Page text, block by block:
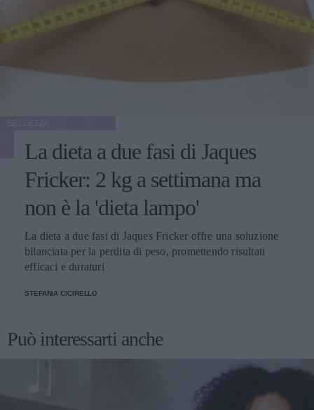
La dieta a due fasi di Jaques
Fricker: 2 kg a settimana ma
non è la 'dieta lampo'
La dieta a due fasi di Jaques Fricker offre una soluzione
bilanciata per la perdita di peso, promettendo risultati
efficaci e duraturi
STEFANIA CICIRELLO
Può interessarti anche